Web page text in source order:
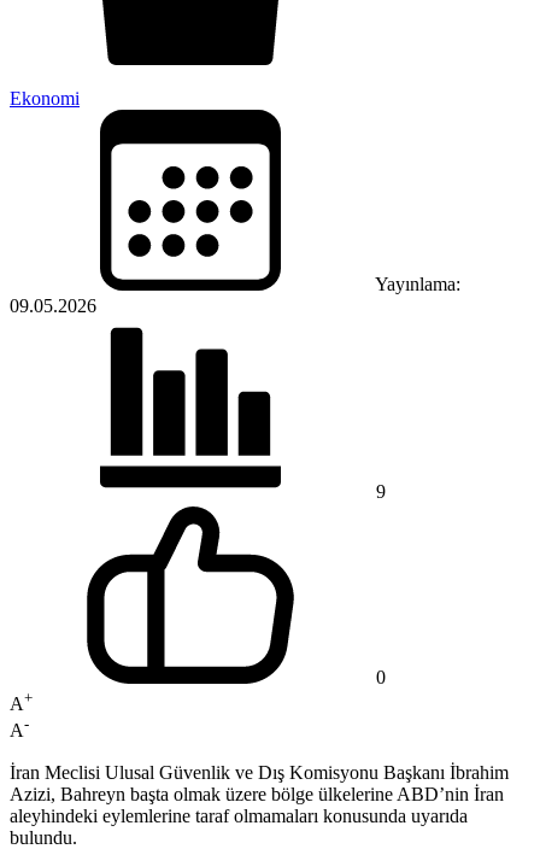
Ekonomi
Yayınlama:
09.05.2026
9
0
A+
A-
İran Meclisi Ulusal Güvenlik ve Dış Komisyonu Başkanı İbrahim
Azizi, Bahreyn başta olmak üzere bölge ülkelerine ABD’nin İran
aleyhindeki eylemlerine taraf olmamaları konusunda uyarıda
bulundu.